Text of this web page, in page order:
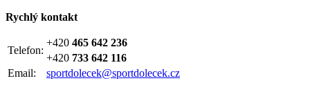
Rychlý kontakt
Telefon:
+420 465 642 236
+420 733 642 116
Email:
sportdolecek@sportdolecek.cz